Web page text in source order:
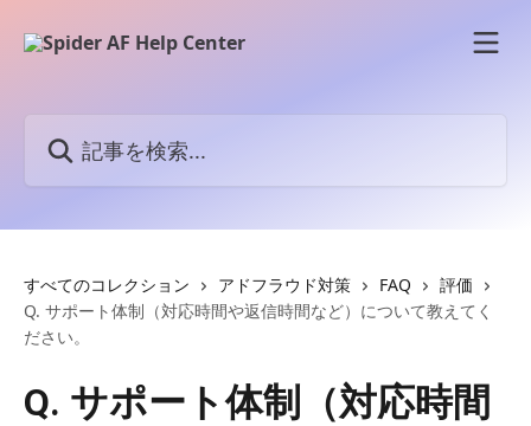
すべてのコレクション アドフラウド対策 FAQ
評価
Q. サポート体制（対応時間や返信時間など）について教えてく
ださい。
Q. サポート体制（対応時間